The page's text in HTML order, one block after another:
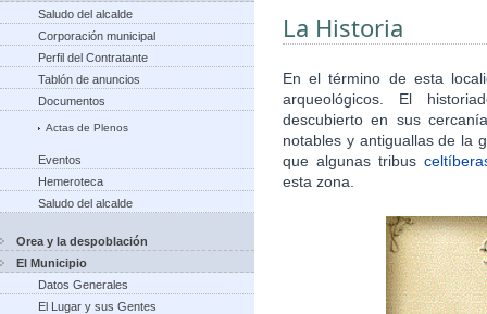
Saludo del alcalde
Corporación municipal
Perfil del Contratante
Tablón de anuncios
Documentos
Actas de Plenos
Eventos
Hemeroteca
Saludo del alcalde
Orea y la despoblación
El Municipio
Datos Generales
El Lugar y sus Gentes
La Historia
En el término de esta
arqueológicos. El
descubierto en sus
notables y antiguallas de la
que algunas tribus
esta zona.​